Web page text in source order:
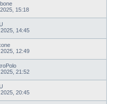
15:18
14:45
12:49
21:52
20:45